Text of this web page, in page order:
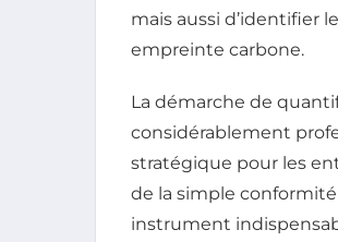
mais aussi d’identifier
empreinte carbone.
La démarche de
considérablement
stratégique pour les
de la simple
instrument